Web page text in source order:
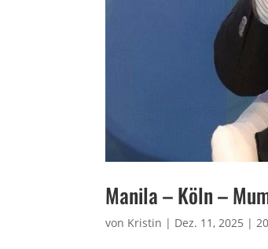
Manila – Köln –
von Kristin | Dez. 11, 2025 |